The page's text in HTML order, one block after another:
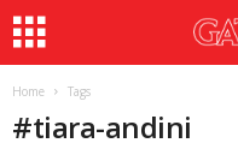
Home Tags
#tiara-andini